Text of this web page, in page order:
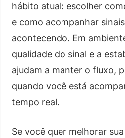
hábito atual: escolher
e como acompanhar
acontecendo. Em
qualidade do sinal e a
ajudam a manter o fluxo,
quando você está
tempo real.
Se você quer melhorar